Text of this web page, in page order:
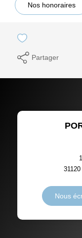
Nos honoraires
Partager
PORTET
31120
Nous